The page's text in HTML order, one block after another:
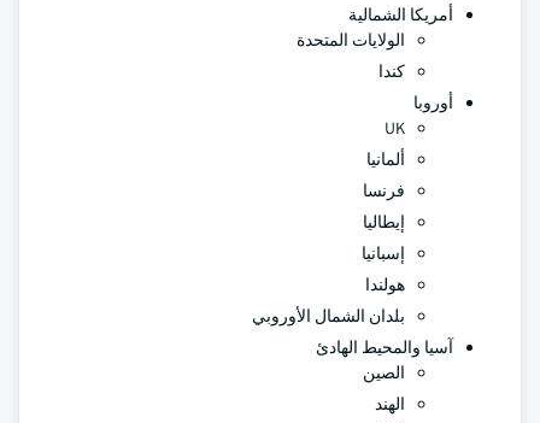
أمريكا الشمالية
الولايات المتحدة
كندا
أوروبا
UK
ألمانيا
فرنسا
إيطاليا
إسبانيا
هولندا
بلدان الشمال الأوروبي
آسيا والمحيط الهادئ
الصين
الهند